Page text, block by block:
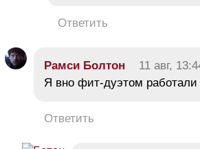
Ответить
Рамси Болтон 11 авг,
Я вно фит-дуэтом работали
Ответить